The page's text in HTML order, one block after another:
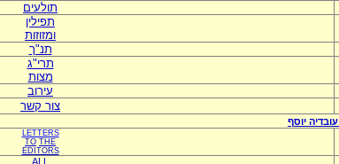
תולעים
תפילין
ומזוזות
תנ"ך
תרי"ג
מצות
עירוב
צור קשר
עובדיה יוסף
LETTERS
TO THE
EDITORS
ALL